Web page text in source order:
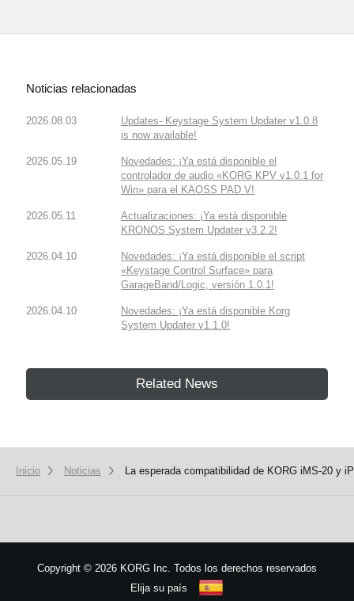
Noticias relacionadas
2026.08.03
Updates- Keystage System Updater v1.0.8
is now available!
2026.05.19
Novedades: ¡Ya está disponible el
controlador de audio «KORG KPV v1.0.1 for
Win» para el KAOSS PAD V!
2026.05.11
Actualizaciones: ¡Ya está disponible
KRONOS System Updater v3.2.2!
2026.04.10
Novedades: ¡Ya está disponible el script
«Keystage Control Surface» para
GarageBand/Logic, versión 1.0.1!
2026.04.10
Novedades: ¡Ya está disponible Korg
System Updater v1.1.0!
Related News
Inicio Noticias La esperada compatibilidad de KORG iMS-20 y
Copyright © 2026 KORG Inc. Todos los derechos reservados
Elija su país